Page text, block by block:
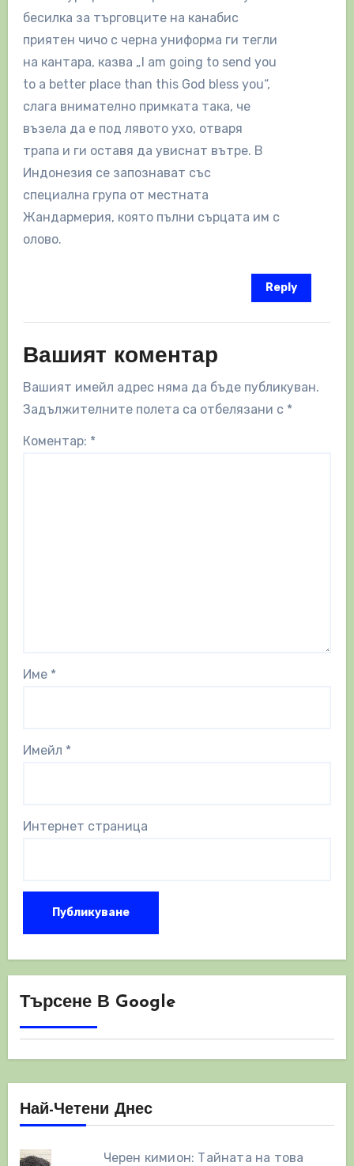
бесилка за търговците на канабис
приятен чичо с черна униформа ги тегли
на кантара, казва „I am going to send you
to a better place than this God bless you“,
слага внимателно примката така, че
възела да е под лявото ухо, отваря
трапа и ги оставя да увиснат вътре. В
Индонезия се запознават със
специална група от местната
Жандармерия, която пълни сърцата им с
олово.
Reply
Вашият коментар
Вашият имейл адрес няма да бъде публикуван.
Задължителните полета са отбелязани с *
Коментар: *
Име *
Имейл *
Интернет страница
Търсене В Google
Най-Четени Днес
Черен кимион: Тайната на това